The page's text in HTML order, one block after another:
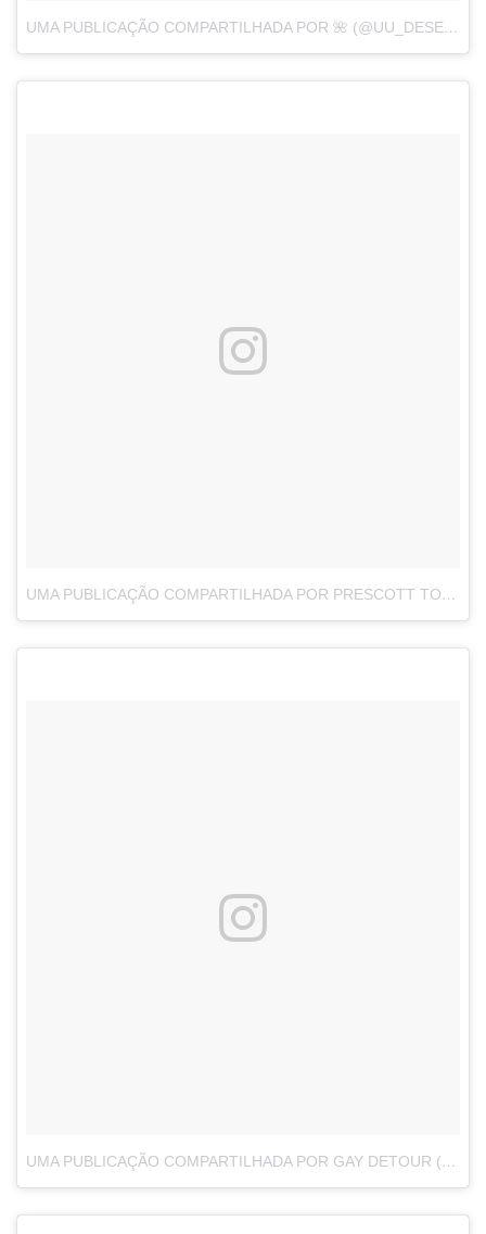
UMA PUBLICAÇÃO COMPARTILHADA POR 🌺 (@UU_DESERVE)
UMA PUBLICAÇÃO COMPARTILHADA POR PRESCOTT TONG (@PTONG888)
UMA PUBLICAÇÃO COMPARTILHADA POR GAY DETOUR (@GAY_DETOUR)